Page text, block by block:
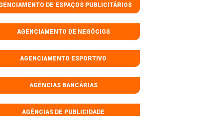
DE ESPAÇOS PUBLICITÁRIOS
AGENCIAMENTO DE NEGÓCIOS
AGENCIAMENTO ESPORTIVO
AGÊNCIAS BANCÁRIAS
AGÊNCIAS DE PUBLICIDADE